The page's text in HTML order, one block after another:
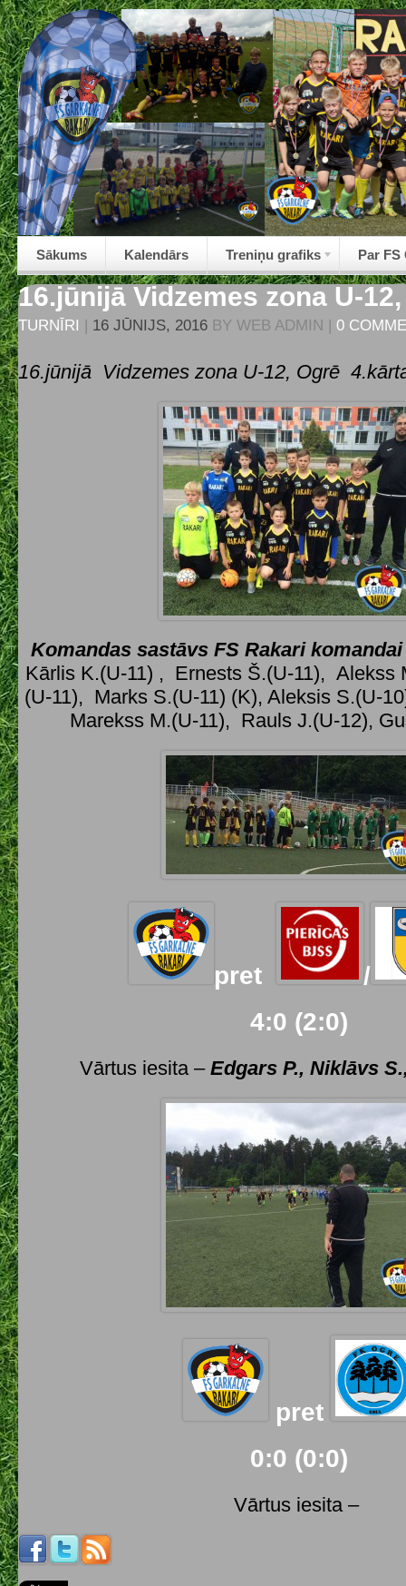
Sākums Kalendārs Treniņu grafiks Par FS
16.jūnijā Vidzemes zona U-
TURNĪRI | 16 JŪNIJS, 2016 BY WEB ADMIN | 0
16.jūnijā Vidzemes zona U-12, Ogrē
Komandas sastāvs FS Rakari komandai
Kārlis K.(U-11) , Ernests Š.(U-11), Alekss
(U-11), Marks S.(U-11) (K), Aleksis S.(U-
Marekss M.(U-11), Rauls J.(U-12),
pret
/
4:0 (2:0)
Vārtus iesita – Edgars P., Niklāvs
pret
0:0 (0:0)
Vārtus iesita –